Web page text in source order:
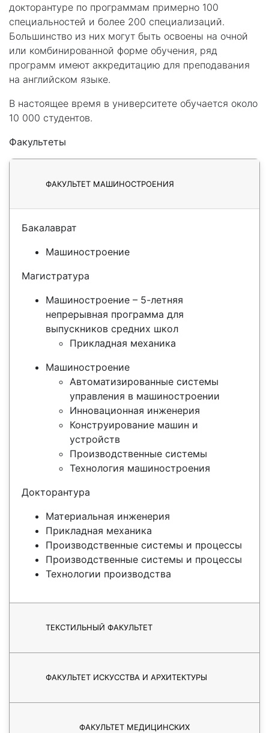
докторантуре по программам примерно 100
специальностей и более 200 специализаций.
Большинство из них могут быть освоены на очной
или комбинированной форме обучения, ряд
программ имеют аккредитацию для преподавания
на английском языке.
В настоящее время в университете обучается около
10 000 студентов.
Факультеты
ФАКУЛЬТЕТ МАШИНОСТРОЕНИЯ
Бакалаврат
Машиностроение
Магистратура
Машиностроение – 5-летняя
непрерывная программа для
выпускников средних школ
Прикладная механика
Машиностроение
Автоматизированные системы
управления в машиностроении
Инновационная инженерия
Конструирование машин и
устройств
Производственные системы
Технология машиностроения
Докторантура
Материальная инженерия
Прикладная механика
Производственные системы и процессы
Производственные системы и процессы
Технологии производства
ТЕКСТИЛЬНЫЙ ФАКУЛЬТЕТ
ФАКУЛЬТЕТ ИСКУССТВА И АРХИТЕКТУРЫ
ФАКУЛЬТЕТ МЕДИЦИНСКИХ